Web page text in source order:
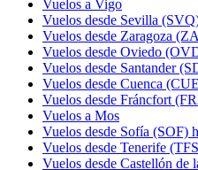
Vuelos a Vigo
Vuelos desde Sevilla
Vuelos desde Zaragoza
Vuelos desde Oviedo
Vuelos desde Santander
Vuelos desde Cuenca
Vuelos desde Fráncfort
Vuelos a Mos
Vuelos desde Sofía (SOF)
Vuelos desde Tenerife
Vuelos desde Castellón